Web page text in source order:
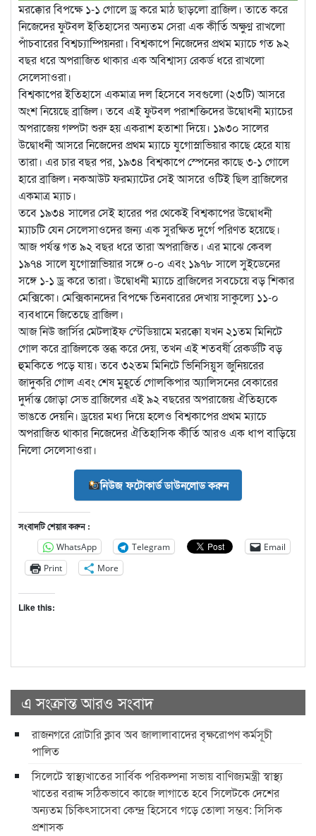
মরক্কোর বিপক্ষে ১-১ গোলে ড্র করে মাঠ ছাড়লো ব্রাজিল। তাতে করে
নিজেদের ফুটবল ইতিহাসের অন্যতম সেরা এক কীর্তি অক্ষুণ্ণ রাখলো
পাঁচবারের বিশ্বচ্যাম্পিয়নরা। বিশ্বকাপে নিজেদের প্রথম ম্যাচে গত ৯২
বছর ধরে অপরাজিত থাকার এক অবিশ্বাস্য রেকর্ড ধরে রাখলো
সেলেসাওরা।
বিশ্বকাপের ইতিহাসে একমাত্র দল হিসেবে সবগুলো (২৩টি) আসরে
অংশ নিয়েছে ব্রাজিল। তবে এই ফুটবল পরাশক্তিদের উদ্বোধনী ম্যাচের
অপরাজেয় গল্পটা শুরু হয় একরাশ হতাশা দিয়ে। ১৯৩০ সালের
উদ্বোধনী আসরে নিজেদের প্রথম ম্যাচে যুগোস্লাভিয়ার কাছে হেরে যায়
তারা। এর চার বছর পর, ১৯৩৪ বিশ্বকাপে স্পেনের কাছে ৩-১ গোলে
হারে ব্রাজিল। নকআউট ফরম্যাটের সেই আসরে ওটিই ছিল ব্রাজিলের
একমাত্র ম্যাচ।
তবে ১৯৩৪ সালের সেই হারের পর থেকেই বিশ্বকাপের উদ্বোধনী
ম্যাচটি যেন সেলেসাওদের জন্য এক সুরক্ষিত দুর্গে পরিণত হয়েছে।
আজ পর্যন্ত গত ৯২ বছর ধরে তারা অপরাজিত। এর মাঝে কেবল
১৯৭৪ সালে যুগোস্লাভিয়ার সঙ্গে ০-০ এবং ১৯৭৮ সালে সুইডেনের
সঙ্গে ১-১ ড্র করে তারা। উদ্বোধনী ম্যাচে ব্রাজিলের সবচেয়ে বড় শিকার
মেক্সিকো। মেক্সিকানদের বিপক্ষে তিনবারের দেখায় সাকুল্যে ১১-০
ব্যবধানে জিতেছে ব্রাজিল।
আজ নিউ জার্সির মেটলাইফ স্টেডিয়ামে মরক্কো যখন ২১তম মিনিটে
গোল করে ব্রাজিলকে স্তব্ধ করে দেয়, তখন এই শতবর্ষী রেকর্ডটি বড়
হুমকিতে পড়ে যায়। তবে ৩২তম মিনিটে ভিনিসিয়ুস জুনিয়রের
জাদুকরি গোল এবং শেষ মুহূর্তে গোলকিপার অ্যালিসনের বেকারের
দুর্দান্ত জোড়া সেভ ব্রাজিলের এই ৯২ বছরের অপরাজেয় ঐতিহ্যকে
ভাঙতে দেয়নি। ড্রয়ের মধ্য দিয়ে হলেও বিশ্বকাপের প্রথম ম্যাচে
অপরাজিত থাকার নিজেদের ঐতিহাসিক কীর্তি আরও এক ধাপ বাড়িয়ে
নিলো সেলেসাওরা।
নিউজ ফটোকার্ড ডাউনলোড করুন
সংবাদটি শেয়ার করুন :
WhatsApp Telegram
Email
Print
More
Like this:
এ সংক্রান্ত আরও সংবাদ
রাজনগরে রোটারি ক্লাব অব জালালাবাদের বৃক্ষরোপণ কর্মসূচী
পালিত
সিলেটে স্বাস্থ্যখাতের সার্বিক পরিকল্পনা সভায় বাণিজ্যমন্ত্রী স্বাস্থ্য
খাতের বরাদ্দ সঠিকভাবে কাজে লাগাতে হবে সিলেটকে দেশের
অন্যতম চিকিৎসাসেবা কেন্দ্র হিসেবে গড়ে তোলা সম্ভব: সিসিক
প্রশাসক